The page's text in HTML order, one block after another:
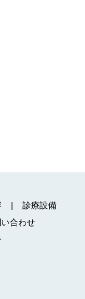
診療設備
合わせ